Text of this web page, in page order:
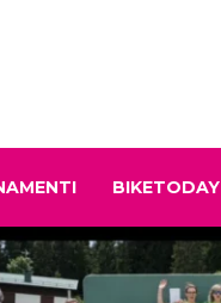
BIKETODAY